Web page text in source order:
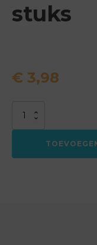
stuks
€ 3,98
Eieren
XL
stuks